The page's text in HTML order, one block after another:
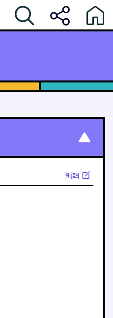
編輯